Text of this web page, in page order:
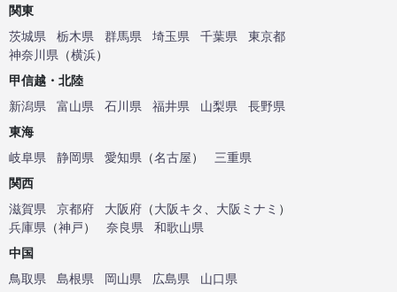
関東
茨城県
栃木県 群馬県 埼玉県 千葉県
東京都
神奈川県 （横浜）
甲信越・北陸
新潟県
富山県 石川県 福井県 山梨県
長野県
東海
岐阜県
静岡県 愛知県 （名古屋）
三重県
関西
滋賀県
京都府 大阪府 （大阪キタ 大阪ミナミ ）
兵庫県 （神戸） 奈良県
和歌山県
中国
鳥取県
島根県 岡山県 広島県
山口県